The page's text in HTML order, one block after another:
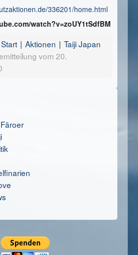
336201/home.html
watch?v=zoUY1tSdfBM
Start Aktionen
Taiji Japan
vom 20.